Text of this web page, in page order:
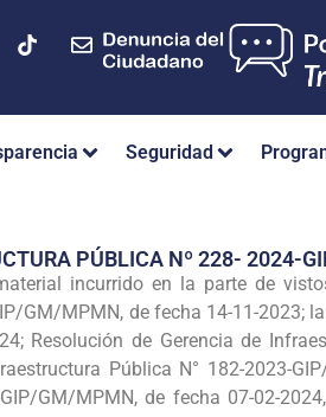
Seguridad
PÚBLICA Nº 228- 2024-
incurrido en la parte de
GM/MPMN, de fecha 14-11-2023;
Resolución de Gerencia de
Pública N° 182-2023-
GM/MPMN, de fecha 07-02-